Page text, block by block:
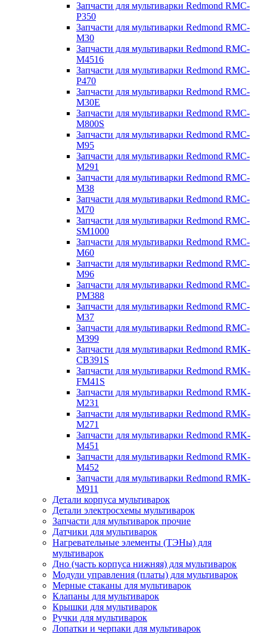
Запчасти для мультиварки Redmond RMC-
P350
Запчасти для мультиварки Redmond RMC-
M30
Запчасти для мультиварки Redmond RMC-
M4516
Запчасти для мультиварки Redmond RMC-
P470
Запчасти для мультиварки Redmond RMC-
M30E
Запчасти для мультиварки Redmond RMC-
M800S
Запчасти для мультиварки Redmond RMC-
M95
Запчасти для мультиварки Redmond RMC-
M291
Запчасти для мультиварки Redmond RMC-
M38
Запчасти для мультиварки Redmond RMC-
M70
Запчасти для мультиварки Redmond RMC-
SM1000
Запчасти для мультиварки Redmond RMC-
M60
Запчасти для мультиварки Redmond RMC-
M96
Запчасти для мультиварки Redmond RMC-
PM388
Запчасти для мультиварки Redmond RMC-
M37
Запчасти для мультиварки Redmond RMC-
M399
Запчасти для мультиварки Redmond RMK-
CB391S
Запчасти для мультиварки Redmond RMK-
FM41S
Запчасти для мультиварки Redmond RMK-
M231
Запчасти для мультиварки Redmond RMK-
M271
Запчасти для мультиварки Redmond RMK-
M451
Запчасти для мультиварки Redmond RMK-
M452
Запчасти для мультиварки Redmond RMK-
M911
Детали корпуса мультиварок
Детали электросхемы мультиварок
Запчасти для мультиварок прочие
Датчики для мультиварок
Нагревательные элементы (ТЭНы) для
мультиварок
Дно (часть корпуса нижняя) для мультиварок
Модули управления (платы) для мультиварок
Мерные стаканы для мультиварок
Клапаны для мультиварок
Крышки для мультиварок
Ручки для мультиварок
Лопатки и черпаки для мультиварок